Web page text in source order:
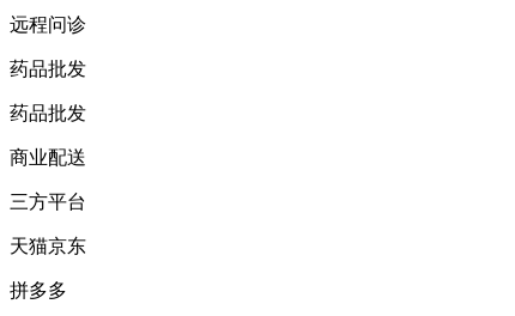
远程问诊
药品批发
药品批发
商业配送
三方平台
天猫京东
拼多多